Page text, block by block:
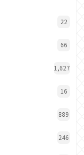
22
66
1,627
16
889
246